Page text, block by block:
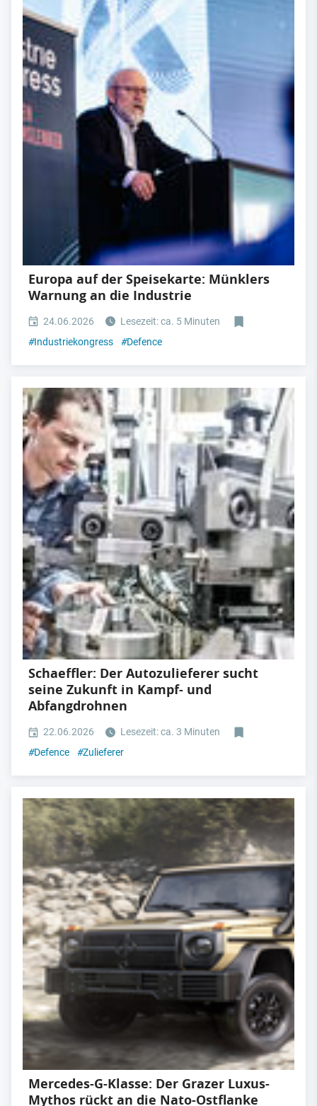
Europa auf der Speisekarte: Münklers
Warnung an die Industrie
24.06.2026
Lesezeit: ca. 5 Minuten
#Industriekongress #Defence
Schaeffler: Der Autozulieferer sucht
seine Zukunft in Kampf- und
Abfangdrohnen
22.06.2026
Lesezeit: ca. 3 Minuten
#Defence #Zulieferer
Mercedes-G-Klasse: Der Grazer Luxus-
Mythos rückt an die Nato-Ostflanke